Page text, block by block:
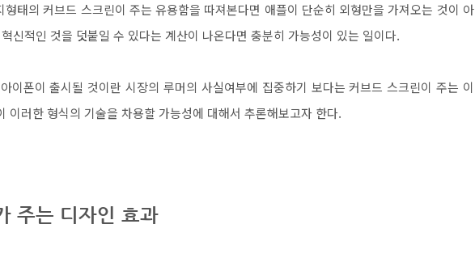
태의 커브드 스크린이 주는 유용함을 따져본다면 애플이 단순히 외형만을 가져오는 것이 아
신적인 것을 덧붙일 수 있다는 계산이 나온다면 충분히 가능성이 있는 일이다.
이폰이 출시될 것이란 시장의 루머의 사실여부에 집중하기 보다는 커브드 스크린이 주는 이
이러한 형식의 기술을 차용할 가능성에 대해서 추론해보고자 한다.
주는 디자인 효과